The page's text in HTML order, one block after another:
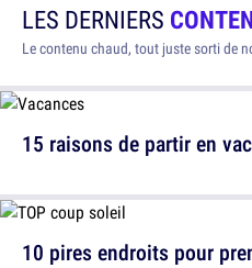
LES DERNIERS
Le contenu chaud, tout juste sorti de
15 raisons de partir en
10 pires endroits pour